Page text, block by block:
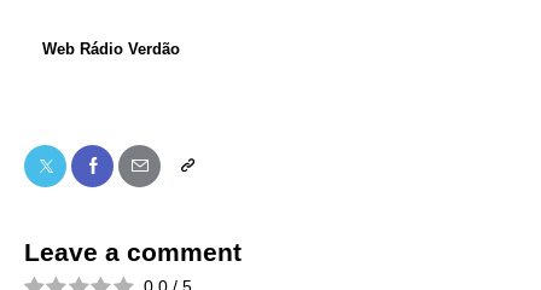
Web Rádio Verdão
Leave a comment